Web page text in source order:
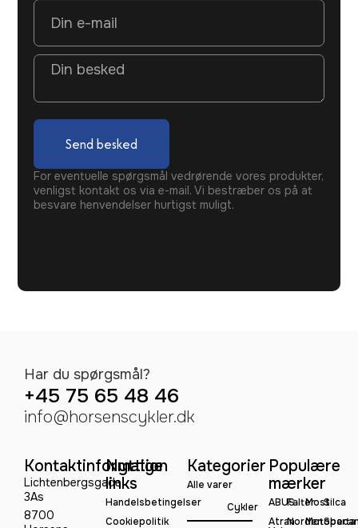
Send besked
For eventuelle spørgsmål vedrørende vores produkter,
venligst kontakt os via e-mail. Vi bestræber os på at
besvare henvendelser hurtigst muligt.
Har du spørgsmål?
+45 75 65 48 46
info@horsenscykler.dk
Kontaktinformation
Lichtenbergsgade
3As
8700
Nyttige
links
Handelsbetingelser
Cookiepolitik
Kategorier
Alle varer
Cykler
Populære
mærker
ABUS
Atran
Falter
Norden
MostSilca
Sparta